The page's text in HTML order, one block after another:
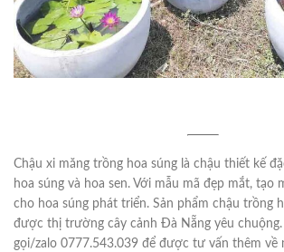
Chậu xi măng trồng hoa súng là chậu thiết kế
hoa súng và hoa sen. Với mẫu mã đẹp mắt, tạo
cho hoa súng phát triển. Sản phẩm chậu trồng
được thị trường cây cảnh Đà Nẵng yêu chuộng.
gọi/zalo 0777.543.039 để được tư vấn thêm về